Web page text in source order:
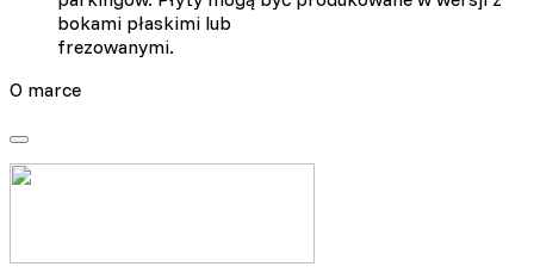
bokami płaskimi lub
frezowanymi.
O marce